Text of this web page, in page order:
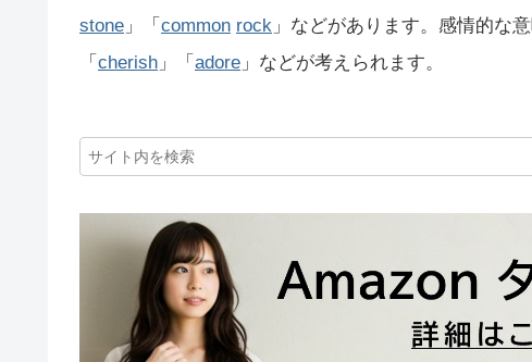
stone 」「 common rock 」などがあります。感情的な
「 cherish 」「 adore 」などが考えられます。